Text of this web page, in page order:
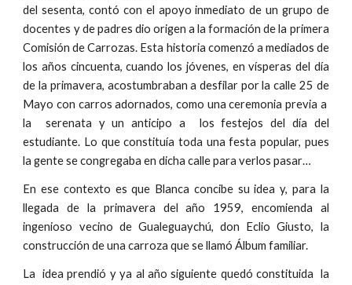
del sesenta, contó con el apoyo inmediato de un grupo de
docentes y de padres dio origen a la formación de la primera
Comisión de Carrozas. Esta historia comenzó a mediados de
los años cincuenta, cuando los jóvenes, en vísperas del día
de la primavera, acostumbraban a desfilar por la calle 25 de
Mayo con carros adornados, como una ceremonia previa a
la serenata y un anticipo a los festejos del día del
estudiante. Lo que constituía toda una festa popular, pues
la gente se congregaba en dicha calle para verlos pasar…
En ese contexto es que Blanca concibe su idea y, para la
llegada de la primavera del año 1959, encomienda al
ingenioso vecino de Gualeguaychú, don Eclio Giusto, la
construcción de una carroza que se llamó Álbum familiar.
La idea prendió y ya al año siguiente quedó constituida la